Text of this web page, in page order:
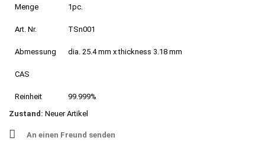
Menge 1pc.
Art. Nr. TSn001
Abmessung dia. 25.4 mm x thickness 3.18 mm
CAS
Reinheit
99.999%
Zustand: Neuer Artikel
An einen Freund senden